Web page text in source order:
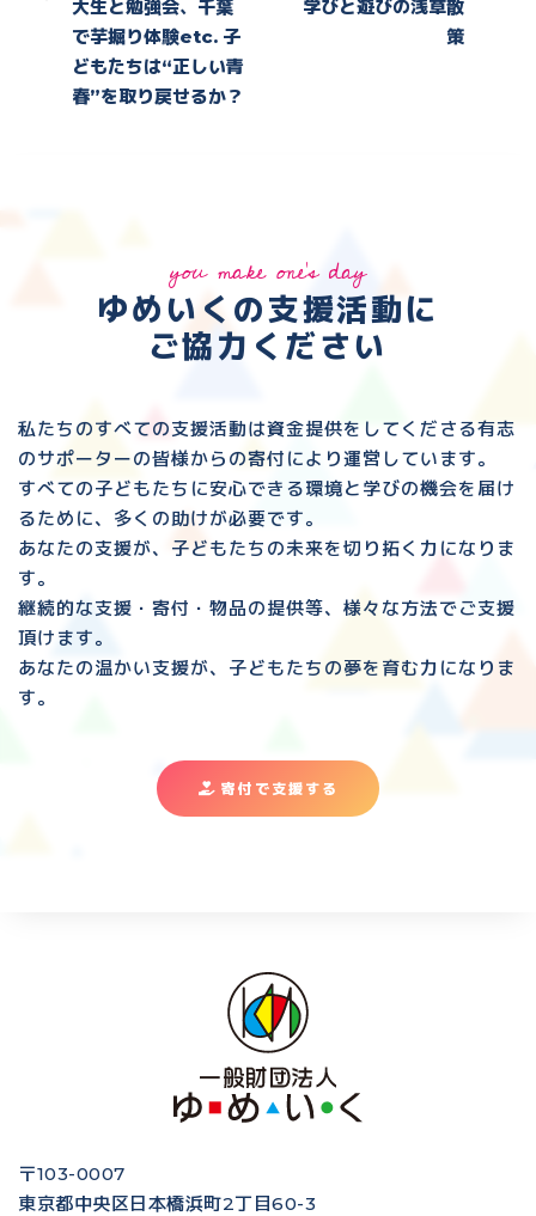
大生と勉強会、千葉
で芋掘り体験etc. 子
どもたちは“正しい青
春”を取り戻せるか？
学びと遊びの浅草散
策
you make one's day
ゆめいくの支援活動に
ご協力ください
私たちのすべての支援活動は資金提供をしてくださる有志
のサポーターの皆様からの寄付により運営しています。
すべての子どもたちに安心できる環境と 学びの機会を届け
るために、多くの助けが必要です。
あなたの支援が、子どもたちの未来を切り拓く力になりま
す。
継続的な支援・寄付・物品の提供等、様々な方法でご支援
頂けます。
あなたの温かい支援が、子どもたちの夢を育む力になりま
す。
寄付で支援する
〒103-0007
東京都中央区日本橋浜町2丁目60-3